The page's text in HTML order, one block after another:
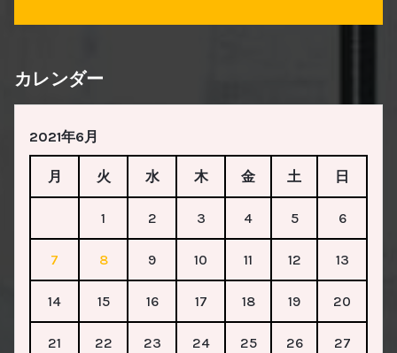
カレンダー
2021年6月
月 火 水 木 金 土 日
1 2 3 4 5 6
7 8 9 10 11 12 13
14 15 16 17 18 19 20
21 22 23 24 25 26 27